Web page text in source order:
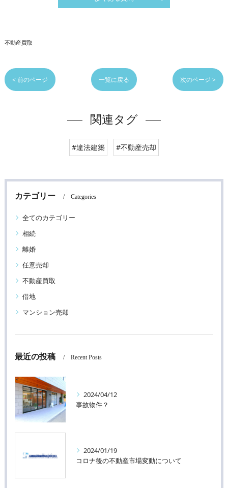
不動産買取
< 前のページ 一覧に戻る 次のページ >
関連タグ
#違法建築 #不動産売却
カテゴリー Categories
全てのカテゴリー
相続
離婚
任意売却
不動産買取
借地
マンション売却
最近の投稿 Recent Posts
2024/04/12
事故物件？
2024/01/19
コロナ後の不動産市場変動について